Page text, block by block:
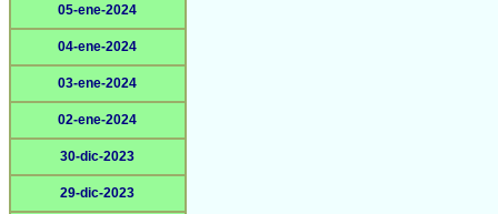
05-ene-2024
04-ene-2024
03-ene-2024
02-ene-2024
30-dic-2023
29-dic-2023